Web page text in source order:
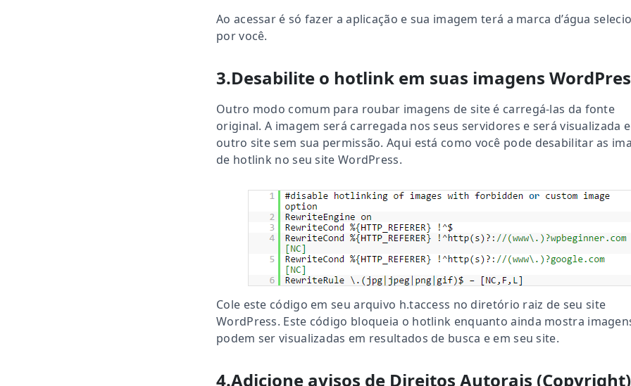
Ao acessar é só fazer a aplicação e sua imagem terá a marca d’água
por você.
3.Desabilite o hotlink em suas imagens
Outro modo comum para roubar imagens de site é carregá-las da fonte
original. A imagem será carregada nos seus servidores e será visualizada
outro site sem sua permissão.Aqui está como você pode desabilitar as
de hotlink no seu site WordPress.
Cole este código em seu arquivo h.taccess no diretório raiz de seu site
WordPress. Este código bloqueia o hotlink enquanto ainda mostra
podem ser visualizadas em resultados de busca e em seu site.
4.Adicione avisos de Direitos Autorais